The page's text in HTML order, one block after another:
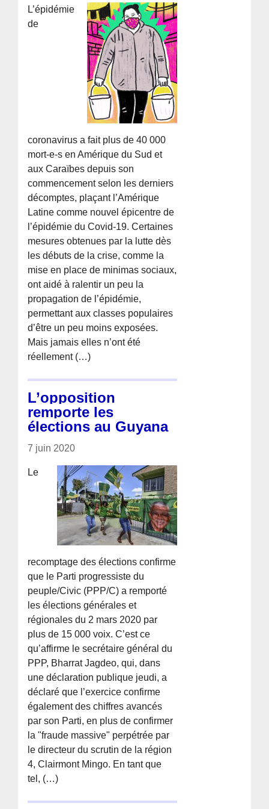
L’épidémie
de
coronavirus a fait plus de 40 000
mort-e-s en Amérique du Sud et
aux Caraïbes depuis son
commencement selon les derniers
décomptes, plaçant l’Amérique
Latine comme nouvel épicentre de
l’épidémie du Covid-19. Certaines
mesures obtenues par la lutte dès
les débuts de la crise, comme la
mise en place de minimas sociaux,
ont aidé à ralentir un peu la
propagation de l’épidémie,
permettant aux classes populaires
d’être un peu moins exposées.
Mais jamais elles n’ont été
réellement (…)
L’opposition
remporte les
élections au Guyana
7 juin 2020
Le
recomptage des élections confirme
que le Parti progressiste du
peuple/Civic (PPP/C) a remporté
les élections générales et
régionales du 2 mars 2020 par
plus de 15 000 voix. C’est ce
qu’affirme le secrétaire général du
PPP, Bharrat Jagdeo, qui, dans
une déclaration publique jeudi, a
déclaré que l’exercice confirme
également des chiffres avancés
par son Parti, en plus de confirmer
la "fraude massive" perpétrée par
le directeur du scrutin de la région
4, Clairmont Mingo. En tant que
tel, (…)